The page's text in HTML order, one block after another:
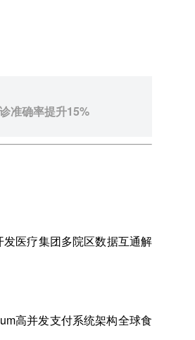
准确率提升15%
医疗集团多院区数据互通解
高并发支付系统架构全球食